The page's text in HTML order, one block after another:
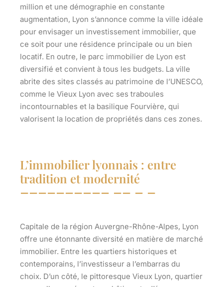
million et une démographie en constante
augmentation, Lyon s’annonce comme la ville idéale
pour envisager un investissement immobilier, que
ce soit pour une résidence principale ou un bien
locatif. En outre, le parc immobilier de Lyon est
diversifié et convient à tous les budgets. La ville
abrite des sites classés au patrimoine de l’UNESCO,
comme le Vieux Lyon avec ses traboules
incontournables et la basilique Fourvière, qui
valorisent la location de propriétés dans ces zones.
L’immobilier lyonnais : entre
tradition et modernité
Capitale de la région Auvergne-Rhône-Alpes, Lyon
offre une étonnante diversité en matière de marché
immobilier. Entre les quartiers historiques et
contemporains, l’investisseur a l’embarras du
choix. D’un côté, le pittoresque Vieux Lyon, quartier